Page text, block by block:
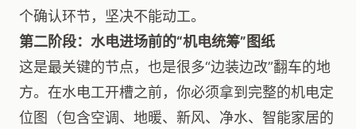
个确认环节，坚决不能动工。
第二阶段：水电进场前的“机电统筹”图纸
这是最关键的节点，也是很多“边装边改”翻车的地
方。在水电工开槽之前，你必须拿到完整的机电定
位图（包含空调、地暖、新风、净水、智能家居的